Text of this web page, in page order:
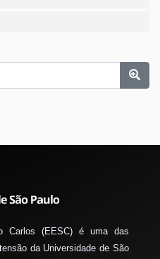
Carlos (EESC) é uma das
da Universidade de São